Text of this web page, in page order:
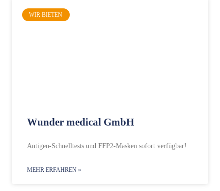
WIR BIETEN
Wunder medical GmbH
Antigen-Schnelltests und FFP2-Masken sofort verfügbar!
MEHR ERFAHREN »